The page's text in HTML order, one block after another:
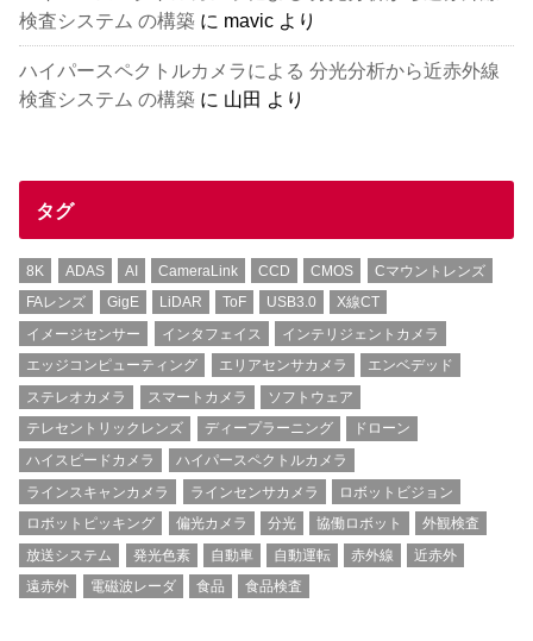
検査システム の構築 に mavic より
ハイパースペクトルカメラによる 分光分析から近赤外線
検査システム の構築 に 山田 より
タグ
8K ADAS AI CameraLink CCD CMOS
Cマウントレンズ
FAレンズ
GigE LiDAR ToF USB3.0
X線CT
イメージセンサー
インタフェイス
インテリジェントカメラ
エッジコンピューティング
エリアセンサカメラ
エンベデッド
ステレオカメラ
スマートカメラ
ソフトウェア
テレセントリックレンズ
ディープラーニング
ドローン
ハイスピードカメラ
ハイパースペクトルカメラ
ラインスキャンカメラ
ラインセンサカメラ
ロボットビジョン
ロボットピッキング
偏光カメラ 分光 協働ロボット
外観検査
放送システム
発光色素 自動車 自動運転 赤外線
近赤外
遠赤外
電磁波レーダ 食品 食品検査